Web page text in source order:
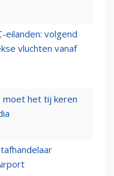
eilanden: volgend
vluchten vanaf
moet het tij keren